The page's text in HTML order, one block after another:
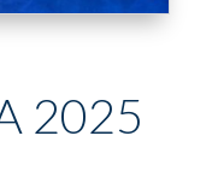
2025